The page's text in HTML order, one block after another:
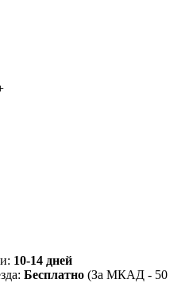
10-14 дней
Бесплатно (За МКАД - 50